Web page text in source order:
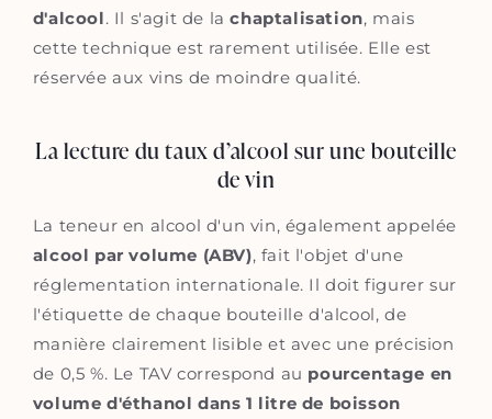
d'alcool. Il s'agit de lachaptalisation, mais
cette technique est rarement utilisée. Elle est
réservée aux vins de moindre qualité.
La lecture du taux d’alcool sur une bouteille
de vin
La teneur en alcool d'un vin, également appelée
alcool par volume (ABV), fait l'objet d'une
réglementation internationale. Il doit figurer sur
l'étiquette de chaque bouteille d'alcool, de
manière clairement lisible et avec une précision
de 0,5 %. Le TAV correspond au pourcentage en
volume d'éthanol dans 1 litre de boisson